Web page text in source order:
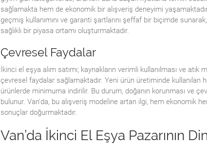
sağlamakta hem de ekonomik bir alışveriş deneyimi
geçmiş kullanımını ve garanti şartlarını şeffaf bir biçimde
sağlıklı bir piyasa ortamı oluşturmaktadır.
Çevresel Faydalar
İkinci el eşya alım satımı; kaynakların verimli kullanılması ve atık
çevresel faydalar sağlamaktadır. Yeni ürün üretiminde kullanılan
ürünlerde minimuma indirilir. Bu durum, doğanın korunması ve
bulunur. Van’da, bu alışveriş modeline artan ilgi, hem ekonomik
sonuçlar doğurmaktadır.
Van’da İkinci El Eşya Pazarının